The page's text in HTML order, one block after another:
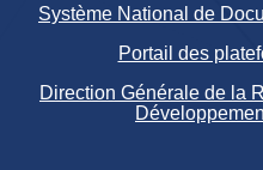
Système National de
Portail des
Direction Générale de la